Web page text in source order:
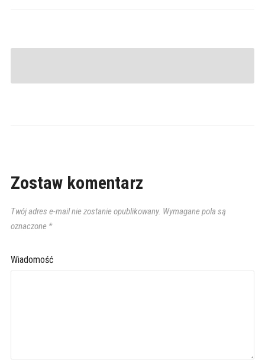
Zostaw komentarz
Twój adres e-mail nie zostanie opublikowany. Wymagane pola są
oznaczone *
Wiadomość